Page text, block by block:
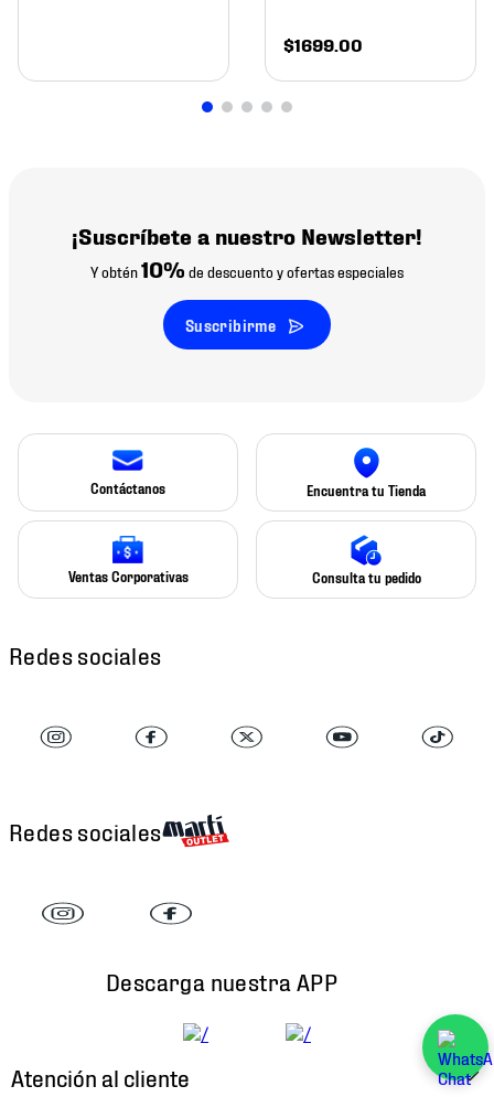
$1699.00
¡Suscríbete a nuestro Newsletter!
Y obtén10% de descuento y ofertas especiales
Suscribirme
Contáctanos Encuentra tu Tienda
Ventas Corporativas Consulta tu pedido
Redes sociales
Redes sociales
Descarga nuestra APP
Atención al cliente